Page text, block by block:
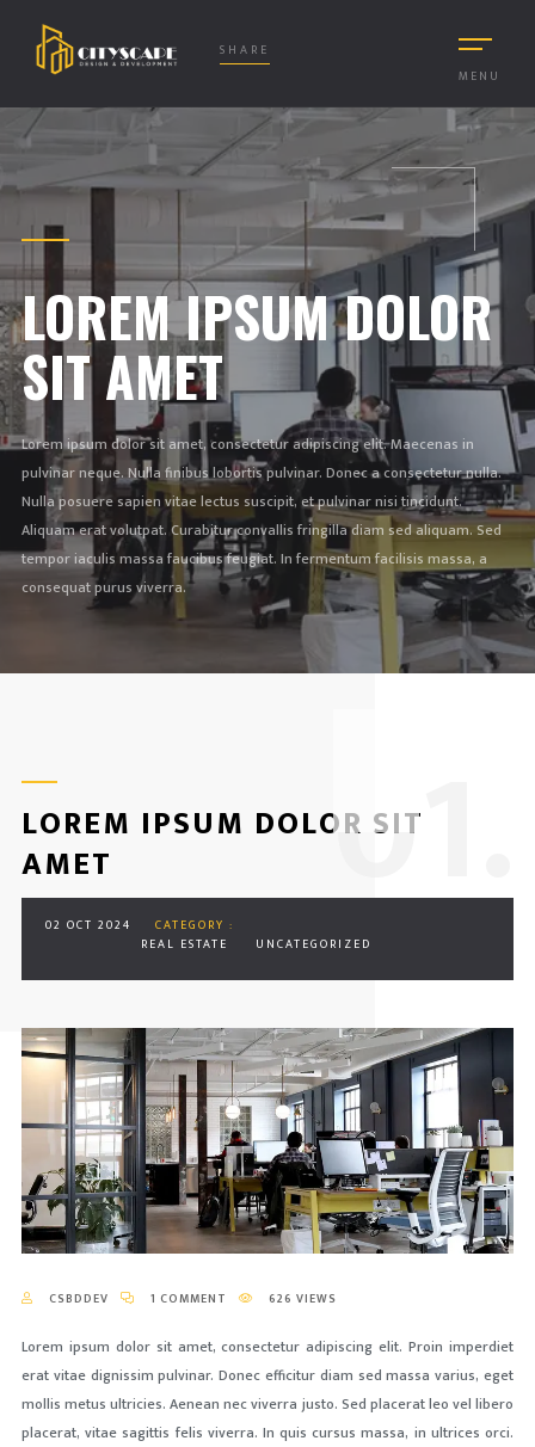
MENU
SHARE
LOREM IPSUM DOLOR
SIT AMET
Lorem ipsum dolor sit amet, consectetur adipiscing elit. Maecenas in
pulvinar neque. Nulla finibus lobortis pulvinar. Donec a consectetur nulla.
Nulla posuere sapien vitae lectus suscipit, et pulvinar nisi tincidunt.
Aliquam erat volutpat. Curabitur convallis fringilla diam sed aliquam. Sed
tempor iaculis massa faucibus feugiat. In fermentum facilisis massa, a
consequat purus viverra.
LOREM IPSUM DOLOR SIT
AMET
02 OCT 2024
CATEGORY :
REAL ESTATE
UNCATEGORIZED
CSBDDEV 1 COMMENT 626 VIEWS
Lorem ipsum dolor sit amet, consectetur adipiscing elit. Proin imperdiet
erat vitae dignissim pulvinar. Donec efficitur diam sed massa varius, eget
mollis metus ultricies. Aenean nec viverra justo. Sed placerat leo vel libero
placerat, vitae sagittis felis viverra. In quis cursus massa, in ultrices orci.
01.